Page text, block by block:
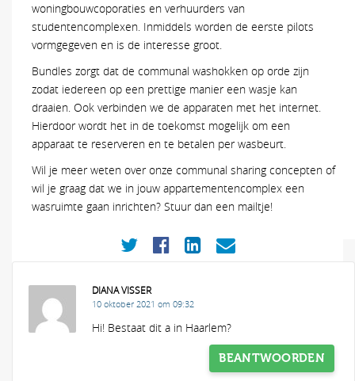
woningbouwcoporaties en verhuurders van
studentencomplexen. Inmiddels worden de eerste pilots
vormgegeven en is de interesse groot.
Bundles zorgt dat de communal washokken op orde zijn
zodat iedereen op een prettige manier een wasje kan
draaien. Ook verbinden we de apparaten met het internet.
Hierdoor wordt het in de toekomst mogelijk om een
apparaat te reserveren en te betalen per wasbeurt.
Wil je meer weten over onze communal sharing concepten of
wil je graag dat we in jouw appartementencomplex een
wasruimte gaan inrichten? Stuur dan een mailtje!
DIANA VISSER
10 oktober 2021 om 09:32
Hi! Bestaat dit a in Haarlem?
BEANTWOORDEN